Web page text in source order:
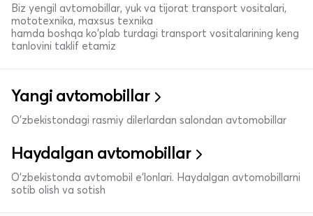
Biz yengil avtomobillar, yuk va tijorat transport vositalari,
mototexnika, maxsus texnika
hamda boshqa ko'plab turdagi transport vositalarining keng
tanlovini taklif etamiz
Yangi avtomobillar
O'zbekistondagi rasmiy dilerlardan salondan avtomobillar
Haydalgan avtomobillar
O'zbekistonda avtomobil e’lonlari. Haydalgan avtomobillarni
sotib olish va sotish